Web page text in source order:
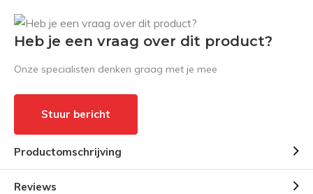
Heb je een vraag over dit product?
Onze specialisten denken graag met je mee
Stuur bericht
Productomschrijving
Reviews